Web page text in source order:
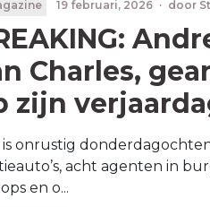
19 februari, 2026 · door
Charles,
zijn
onrustig
acht agenten in
en o...